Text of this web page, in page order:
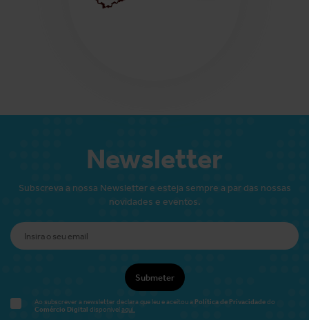
Newsletter
Subscreva a nossa Newsletter e esteja sempre a par das nossas
novidades e eventos.
Submeter
Ao subscrever a newsletter declara que leu e aceitou a Política de Privacidadedo
Comércio Digital disponível aqui.